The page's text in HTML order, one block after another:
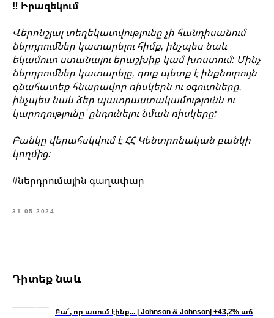
‼ Իրազեկում
Վերոնշյալ տեղեկատվությունը չի հանդիսանում
ներդրումներ կատարելու հիմք, ինչպես նաև
եկամուտ ստանալու երաշխիք կամ խոստում: Մինչ
ներդրումներ կատարելը, դուք պետք է ինքնուրույն
գնահատեք հնարավոր ռիսկերն ու օգուտները,
ինչպես նաև ձեր պատրաստակամությունն ու
կարողությունը՝ ընդունելու նման ռիսկերը:
Բանկը վերահսկվում է ՀՀ Կենտրոնական բանկի
կողմից:
#ներդրումային գաղափար
31.05.2024
Դիտեք նաև
Բա՜, որ ասում էինք... | Johnson & Johnson| +43,2% աճ